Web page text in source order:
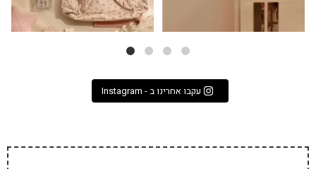
עקבו אחרינו ב - Instagram